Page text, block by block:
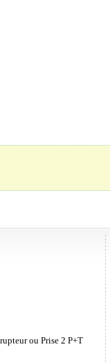
ou Prise 2 P+T